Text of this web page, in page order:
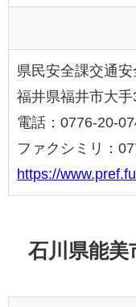
県民安全課交通
福井県福井市大
電話：0776-20-
ファクシミリ：
https://
石川県能美